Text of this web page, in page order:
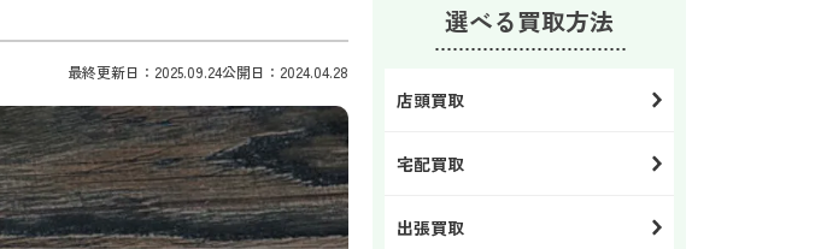
最終更新日：2025.09.24公開日：2024.04.28
選べる買取方法
店頭買取
宅配買取
出張買取